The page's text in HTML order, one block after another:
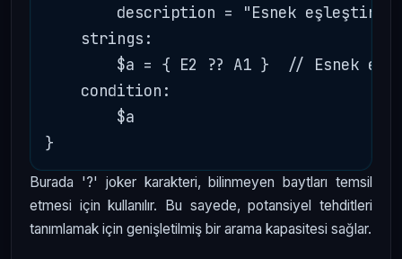
description = "Esnek
    strings:
$a = { E2 ?? A1 }  // Esnek
    condition:
        $a
Burada '?' joker karakteri, bilinmeyen baytları temsil
etmesi için kullanılır. Bu sayede, potansiyel tehditleri
tanımlamak için genişletilmiş bir arama kapasitesi sağlar.